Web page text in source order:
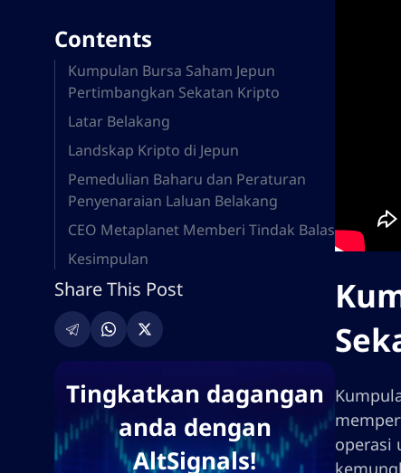
Contents
Kumpulan Bursa Saham Jepun
Pertimbangkan Sekatan Kripto
Latar Belakang
Landskap Kripto di Jepun
Pemedulian Baharu dan Peraturan
Penyenaraian Laluan Belakang
CEO Metaplanet Memberi Tindak Balas
Kesimpulan
Share This Post
Tingkatkan dagangan
anda dengan
AltSignals!
operasi